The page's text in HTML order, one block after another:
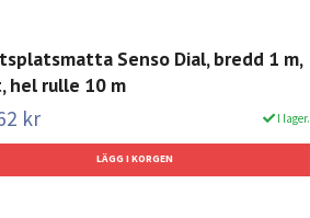
Senso Dial, bredd 1 m,
hel rulle 10 m
kr I lager.